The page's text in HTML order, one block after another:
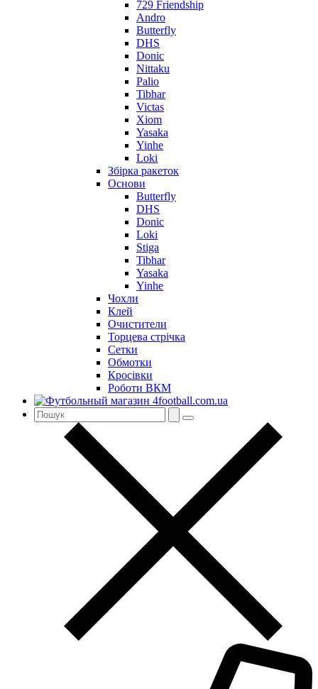
729 Friendship
Andro
Butterfly
DHS
Donic
Nittaku
Palio
Tibhar
Victas
Xiom
Yasaka
Yinhe
Loki
Збірка ракеток
Основи
Butterfly
DHS
Donic
Loki
Stiga
Tibhar
Yasaka
Yinhe
Чохли
Клей
Очистители
Торцева стрічка
Сетки
Обмотки
Кросівки
Роботи ВКМ